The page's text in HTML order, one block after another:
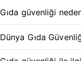
Gıda güvenliği
Dünya Gıda